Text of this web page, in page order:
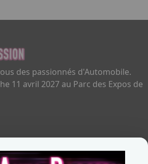
des passionnés d'Automobile.
11 avril 2027 au Parc des Expos de